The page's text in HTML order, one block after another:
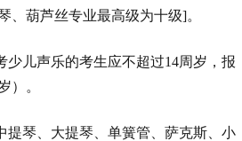
葫芦丝专业最高级为十级]。
儿声乐的考生应不超过14周岁，报
）。
琴、大提琴、单簧管、萨克斯、小